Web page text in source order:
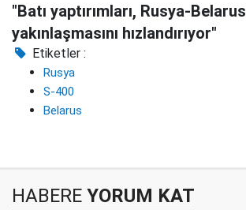
"Batı yaptırımları, Rusya-Belarus
yakınlaşmasını hızlandırıyor"
Etiketler :
Rusya
S-400
Belarus
HABERE YORUM KAT